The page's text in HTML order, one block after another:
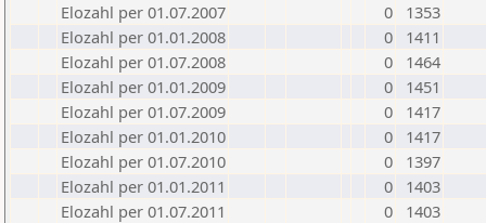
Elozahl per 01.07.2007
0
1353
Elozahl per 01.01.2008
0
1411
Elozahl per 01.07.2008
0
1464
Elozahl per 01.01.2009
0
1451
Elozahl per 01.07.2009
0
1417
Elozahl per 01.01.2010
0
1417
Elozahl per 01.07.2010
0
1397
Elozahl per 01.01.2011
0
1403
Elozahl per 01.07.2011
0
1403